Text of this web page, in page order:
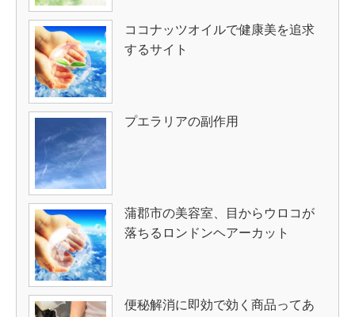
ココナッツオイルで健康美を追求
するサイト
プエラリアの副作用
蒲郡市の美容室、目からウロコが
落ちるロンドンヘアーカット
便秘解消に即効で効く商品ってあ